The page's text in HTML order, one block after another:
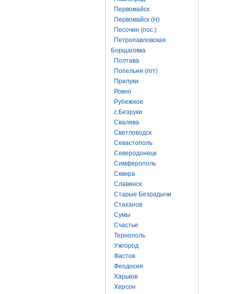
Первомайск
Первомайск (Н)
Песочин (пос.)
Петропавловская
Борщаговка
Полтава
Попельня (пгт)
Прилуки
Ровно
Рубежное
с.Безруки
Свалява
Светловодск
Севастополь
Северодонецк
Симферополь
Сквира
Славянск
Старые Безрадычи
Стаханов
Сумы
Счастье
Тернополь
Ужгород
Фастов
Феодосия
Харьков
Херсон